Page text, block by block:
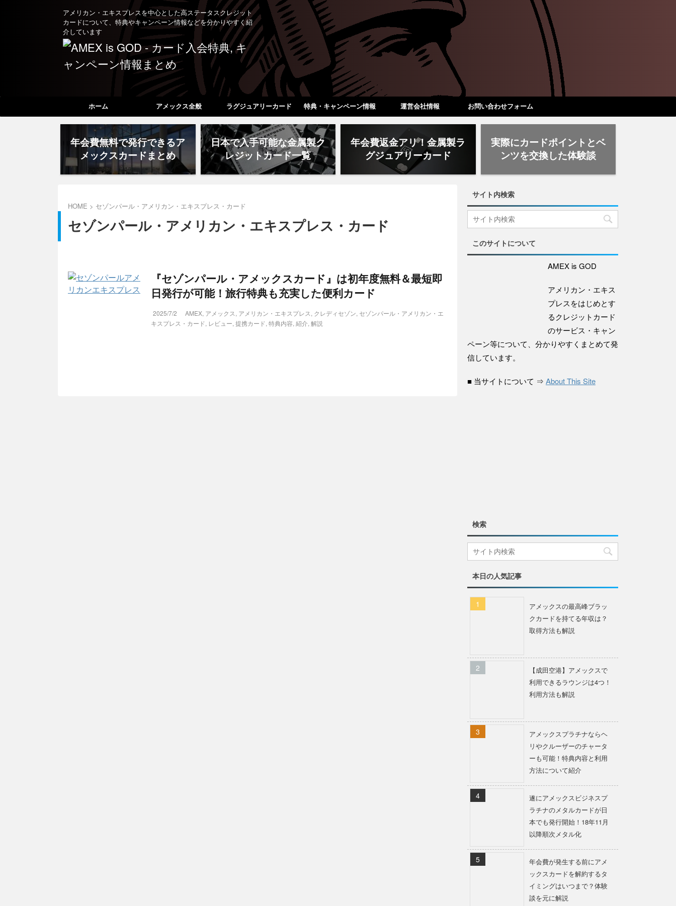
アメリカン・エキスプレスを中心とした高ステータスクレジット
カードについて、特典やキャンペーン情報などを分かりやすく紹
介しています
ホーム アメックス全般 ラグジュアリーカード 特典・キャンペーン情報 運営会社情報 お問い合わせフォーム
年会費無料で発行できるア
メックスカードまとめ
日本で入手可能な金属製ク
レジットカード一覧
年会費返金アリ！金属製ラ
グジュアリーカード
実際にカードポイントとベ
ンツを交換した体験談
HOME > セゾンパール・アメリカン・エキスプレス・カード
セゾンパール・アメリカン・エキスプレス・カード
『セゾンパール・アメックスカード』は初年度無料＆最短即
日発行が可能！旅行特典も充実した便利カード
2025/7/2 AMEX, アメックス, アメリカン・エキスプレス, クレディセゾン, セゾンパール・アメリカン・エ
キスプレス・カード, レビュー, 提携カード, 特典内容, 紹介, 解説
サイト内検索
このサイトについて
AMEX is GOD
アメリカン・エキス
プレスをはじめとす
るクレジットカード
のサービス・キャン
ペーン等について、分かりやすくまとめて発
信しています。
■ 当サイトについて ⇒ About This Site
検索
本日の人気記事
アメックスの最高峰ブラッ
クカードを持てる年収は？
取得方法も解説
【成田空港】アメックスで
利用できるラウンジは4つ！
利用方法も解説
アメックスプラチナならヘ
リやクルーザーのチャータ
ーも可能！特典内容と利用
方法について紹介
遂にアメックスビジネスプ
ラチナのメタルカードが日
本でも発行開始！18年11月
以降順次メタル化
年会費が発生する前にアメ
ックスカードを解約するタ
イミングはいつまで？体験
談を元に解説